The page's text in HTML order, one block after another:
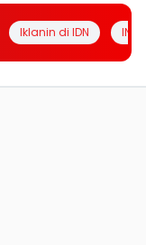
Iklanin di IDN